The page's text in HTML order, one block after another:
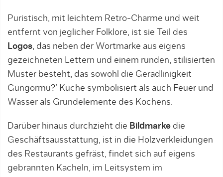
Puristisch, mit leichtem Retro-Charme und weit
entfernt von jeglicher Folklore, ist sie Teil des
Logos, das neben der Wortmarke aus eigens
gezeichneten Lettern und einem runden, stilisierten
Muster besteht, das sowohl die Geradlinigkeit
Güngörmü?’ Küche symbolisiert als auch Feuer und
Wasser als Grundelemente des Kochens.
Darüber hinaus durchzieht die Bildmarke die
Geschäftsausstattung, ist in die Holzverkleidungen
des Restaurants gefräst, findet sich auf eigens
gebrannten Kacheln, im Leitsystem im